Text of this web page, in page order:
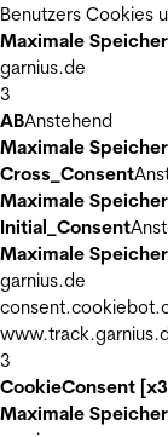
Benutzers Cookies
Maximale
garnius.de
3
ABAnstehend
Maximale
Cross_Consent
Maximale
Initial_Consent
Maximale
garnius.de
3
CookieConsent
Maximale